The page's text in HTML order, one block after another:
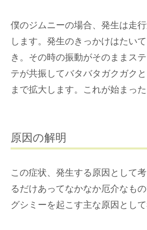
僕のジムニーの場合、発生は走
します。発生のきっかけはたい
き。その時の振動がそのままス
テが共振してバタバタガクガク
まで拡大します。これが始まっ
原因の解明
この症状、発生する原因として
るだけあってなかなか厄介なも
グシミーを起こす主な原因とし